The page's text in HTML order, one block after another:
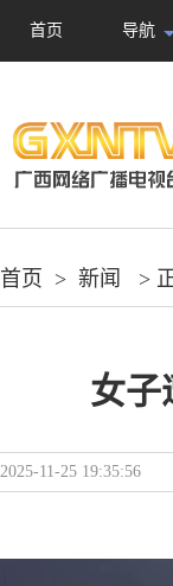
首页 导航
首页 > 新闻 >
女子
2025-11-25 19:35:56